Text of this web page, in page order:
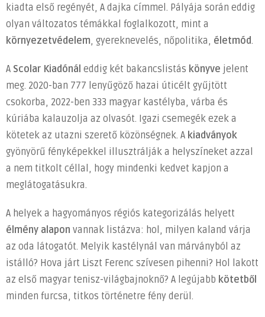
kastélyokba
és
várakba
kiadta első regényét, A dajka címmel. Pályája során eddig
olyan változatos témákkal foglalkozott, mint a
környezetvédelem, gyereknevelés, nőpolitika, életmód.
A Scolar Kiadónál eddig két bakancslistás könyve jelent
meg. 2020-ban 777 lenyűgöző hazai úticélt gyűjtött
csokorba, 2022-ben 333 magyar kastélyba, várba és
kúriába kalauzolja az olvasót. Igazi csemegék ezek a
kötetek az utazni szerető közönségnek. A kiadványok
gyönyörű fényképekkel illusztrálják a helyszíneket azzal
a nem titkolt céllal, hogy mindenki kedvet kapjon a
meglátogatásukra.
A helyek a hagyományos régiós kategorizálás helyett
élmény alapon vannak listázva: hol, milyen kaland várja
az oda látogatót. Melyik kastélynál van márványból az
istálló? Hova járt Liszt Ferenc szívesen pihenni? Hol lakott
az első magyar tenisz-világbajnoknő? A legújabb kötetből
minden furcsa, titkos történetre fény derül.